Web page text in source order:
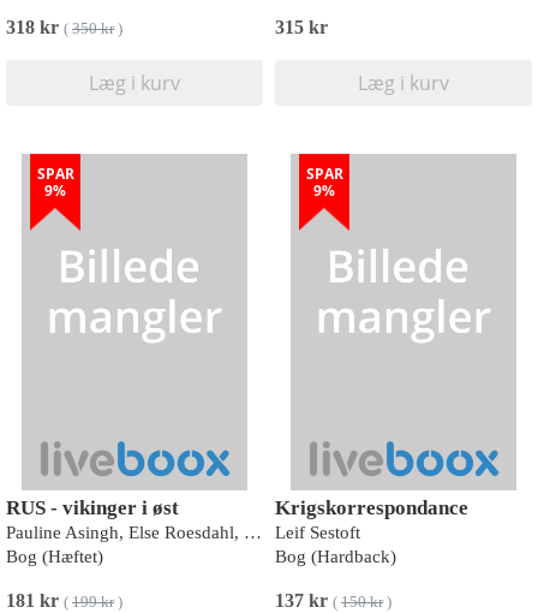
318 kr ( 350 kr)
Læg i kurv
315 kr
Læg i kurv
SPAR
9%
RUS - vikinger i øst
Pauline Asingh, Else Roesdahl, Søren M. Sindbæk, Charlotta Lindblom, Mahir Hrnjíc, Fedir Androschchuk, John Lind, Tonicha Upham, Charlotte Hedenstierne-Jonson, Lars Grundvad, Kasper H. Andersen
Bog (Hæftet)
181 kr ( 199 kr)
SPAR
9%
Krigskorrespondance
Leif Sestoft
Bog (Hardback)
137 kr ( 150 kr)